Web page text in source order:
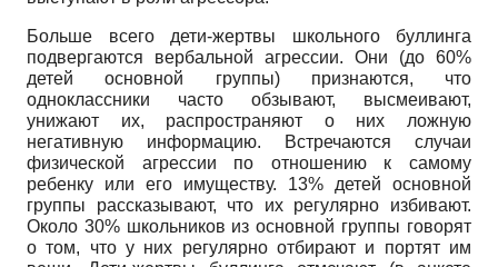
Больше всего дети-жертвы школьного буллинга
подвергаются вербальной агрессии. Они (до 60%
детей основной группы) признаются, что
одноклассники часто обзывают, высмеивают,
унижают их, распространяют о них ложную
негативную информацию. Встречаются случаи
физической агрессии по отношению к самому
ребенку или его имуществу. 13% детей основной
группы рассказывают, что их регулярно избивают.
Около 30% школьников из основной группы говорят
о том, что у них регулярно отбирают и портят им